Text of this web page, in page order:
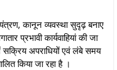
कानून व्यवस्था सुदृढ़ बनाए
प्रभावी कार्यवाहियां की जा
सक्रिय अपराधियों एवं लंबे समय
किया जा रहा है ।